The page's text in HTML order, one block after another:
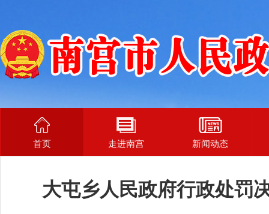
首页 走进南宫 新闻动态
大屯乡人民政府行政处罚